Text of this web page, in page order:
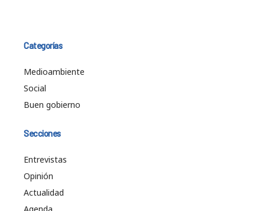
Categorías
Medioambiente
Social
Buen gobierno
Secciones
Entrevistas
Opinión
Actualidad